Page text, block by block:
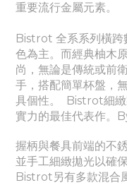
重要流行金屬元素。
Bistrot 全系系列橫跨
色為主。而經典柚木
尚，無論是傳統或前
手，搭配簡單杯盤，
具個性。
Bistrot細緻
實力的最佳代表作。
握柄與餐具前端的不
並手工細緻拋光以確
Bistrot另有多款混合